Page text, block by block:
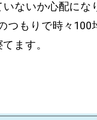
ないか心配にな
つもりで時々100
ます。